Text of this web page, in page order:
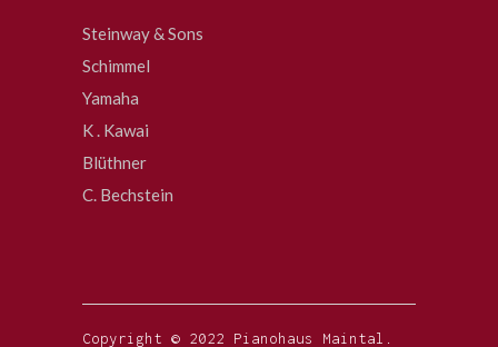
Steinway & Sons
Schimmel
Yamaha
K . Kawai
Blüthner
C. Bechstein
Copyright © 2022 Pianohaus Maintal.